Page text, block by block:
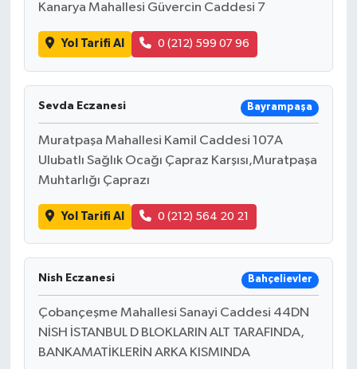
Kanarya Mahallesi Güvercin Caddesi 7
Yol Tarifi Al 0 (212) 599 07 96
Sevda Eczanesi Bayrampaşa
Muratpaşa Mahallesi Kamil Caddesi 107A
Ulubatlı Sağlık Ocağı Çapraz Karşısı,Muratpaşa
Muhtarlığı Çaprazı
Yol Tarifi Al 0 (212) 564 20 21
Nish Eczanesi Bahçelievler
Çobançeşme Mahallesi Sanayi Caddesi 44DN
NİSH İSTANBUL D BLOKLARIN ALT TARAFINDA,
BANKAMATİKLERİN ARKA KISMINDA